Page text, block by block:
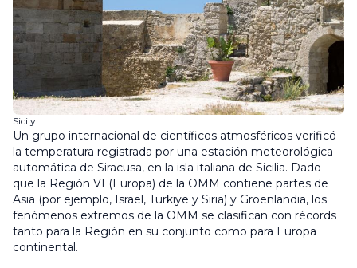
Sicily
Un grupo internacional de científicos atmosféricos verificó
la temperatura registrada por una estación meteorológica
automática de Siracusa, en la isla italiana de Sicilia. Dado
que la Región VI (Europa) de la OMM contiene partes de
Asia (por ejemplo, Israel, Türkiye y Siria) y Groenlandia, los
fenómenos extremos de la OMM se clasifican con récords
tanto para la Región en su conjunto como para Europa
continental.